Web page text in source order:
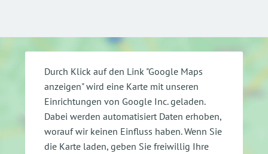
Durch Klick auf den Link "Google Maps
anzeigen" wird eine Karte mit unseren
Einrichtungen von Google Inc. geladen.
Dabei werden automatisiert Daten erhoben,
worauf wir keinen Einfluss haben. Wenn Sie
die Karte laden, geben Sie freiwillig Ihre